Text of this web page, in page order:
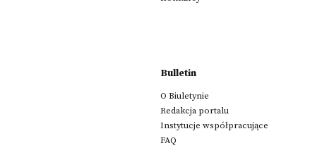
Bulletin
O Biuletynie
Redakcja portalu
Instytucje współpracujące
FAQ